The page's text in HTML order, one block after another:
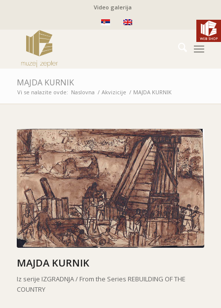
Video galerija
MAJDA KURNIK
Vi se nalazite ovde: Naslovna / Akvizicije / MAJDA KURNIK
MAJDA KURNIK
Iz serije IZGRADNJA /From the Series REBUILDING OF THE
COUNTRY